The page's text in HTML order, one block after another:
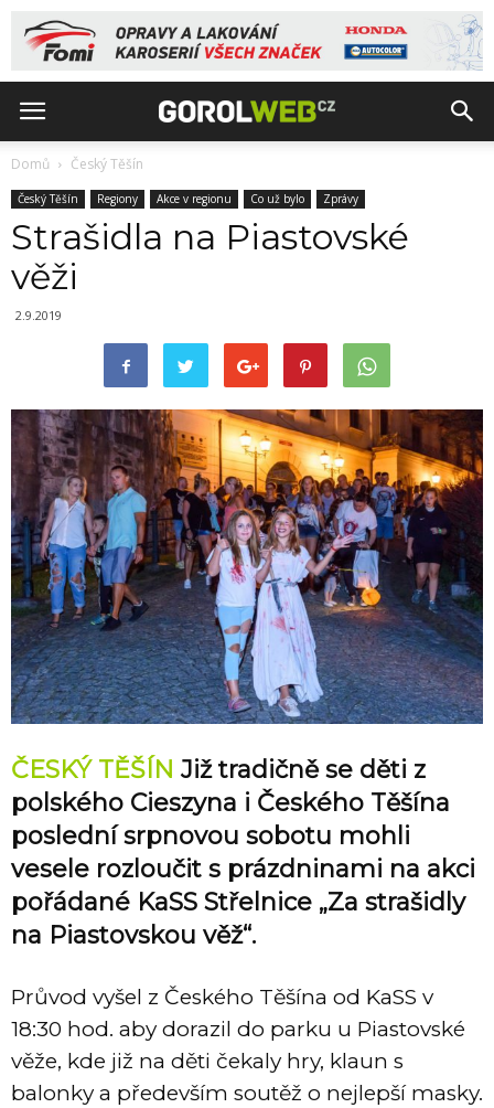
Domů Český Těšín
Český Těšín Regiony Akce v regionu Co už bylo Zprávy
Strašidla na Piastovské
věži
2.9.2019
ČESKÝ TĚŠÍN Již tradičně se děti z
polského Cieszyna i Českého Těšína
poslední srpnovou sobotu mohli
vesele rozloučit s prázdninami na akci
pořádané KaSS Střelnice „Za strašidly
na Piastovskou věž“.
Průvod vyšel z Českého Těšína od KaSS v
18:30 hod. aby dorazil do parku u Piastovské
věže, kde již na děti čekaly hry, klaun s
balonky a především soutěž o nejlepší masky.